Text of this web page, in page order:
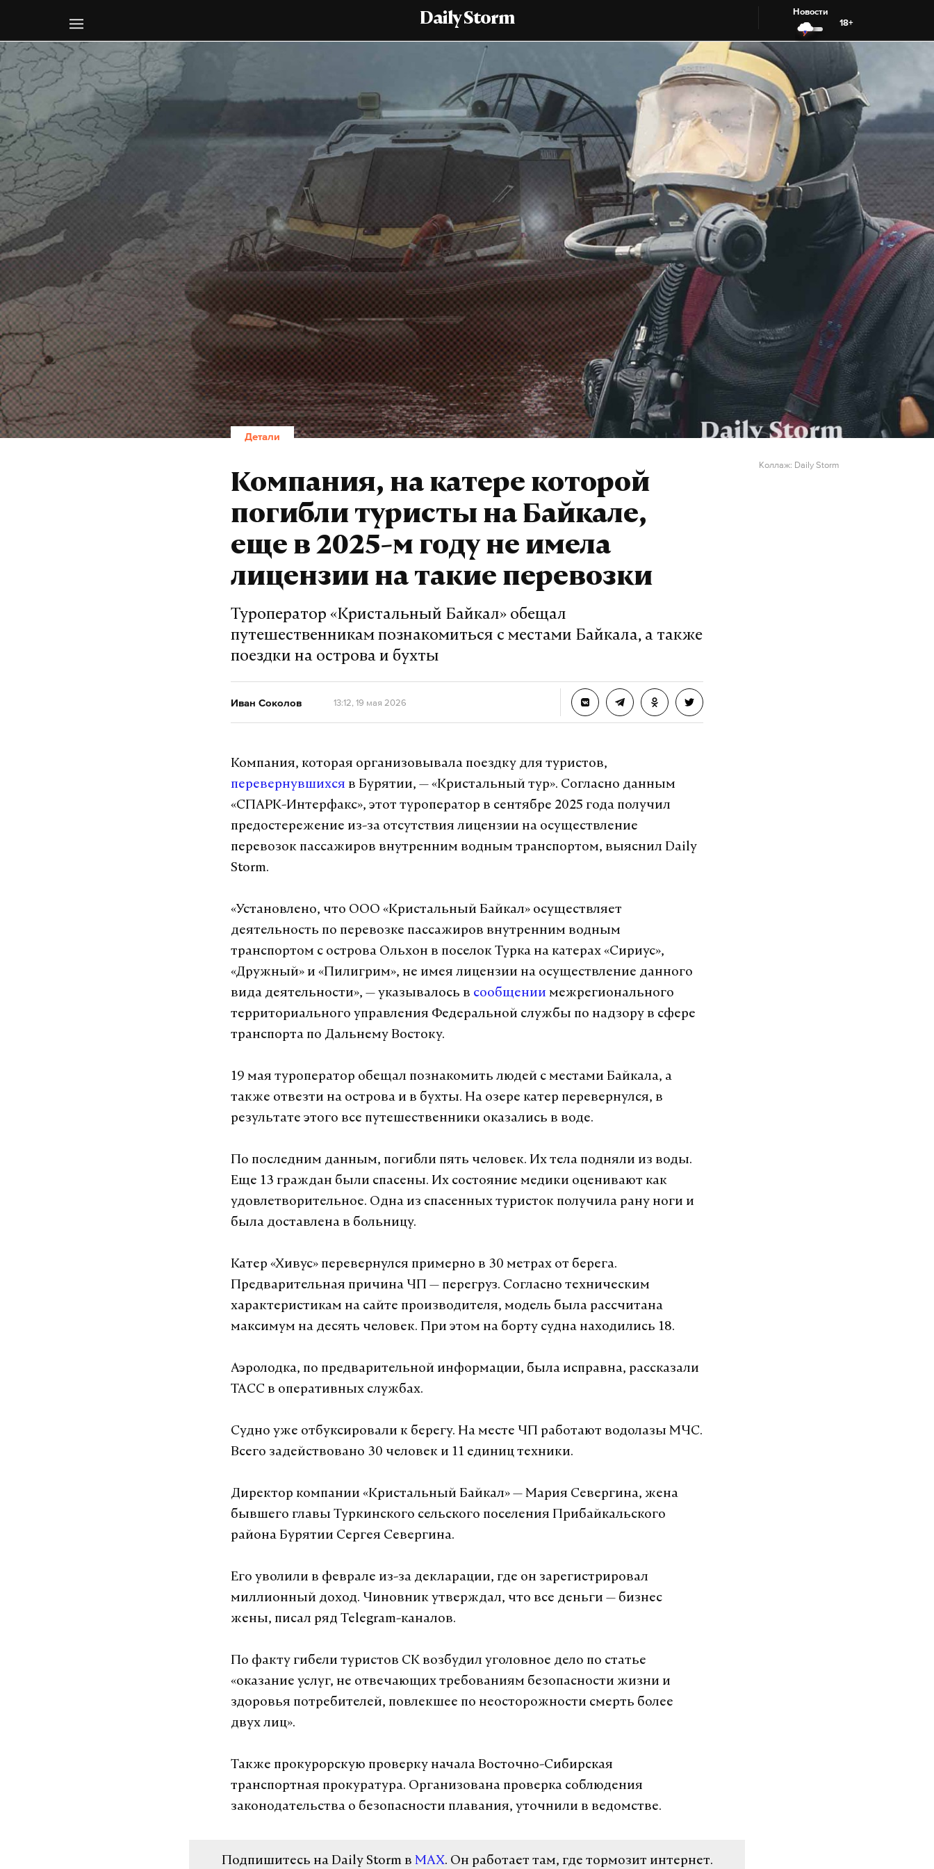
Daily Storm
Новости
18+
Детали
Компания, на катере которой
погибли туристы на Байкале,
еще в 2025-м году не имела
лицензии на такие перевозки
Туроператор «Кристальный Байкал» обещал
путешественникам познакомиться с местами Байкала, а также
поездки на острова и бухты
Иван Соколов 13:12, 19 мая 2026
Коллаж: Daily Storm
Компания, которая организовывала поездку для туристов,
перевернувшихся в Бурятии, — «Кристальный тур». Согласно данным
«СПАРК-Интерфакс», этот туроператор в сентябре 2025 года получил
предостережение из-за отсутствия лицензии на осуществление
перевозок пассажиров внутренним водным транспортом, выяснил Daily
Storm.
«Установлено, что ООО «Кристальный Байкал» осуществляет
деятельность по перевозке пассажиров внутренним водным
транспортом с острова Ольхон в поселок Турка на катерах «Сириус»,
«Дружный» и «Пилигрим», не имея лицензии на осуществление данного
вида деятельности», — указывалось в сообщении межрегионального
территориального управления Федеральной службы по надзору в сфере
транспорта по Дальнему Востоку.
19 мая туроператор обещал познакомить людей с местами Байкала, а
также отвезти на острова и в бухты. На озере катер перевернулся, в
результате этого все путешественники оказались в воде.
По последним данным, погибли пять человек. Их тела подняли из воды.
Еще 13 граждан были спасены. Их состояние медики оценивают как
удовлетворительное. Одна из спасенных туристок получила рану ноги и
была доставлена в больницу.
Катер «Хивус» перевернулся примерно в 30 метрах от берега.
Предварительная причина ЧП — перегруз. Согласно техническим
характеристикам на сайте производителя, модель была рассчитана
максимум на десять человек. При этом на борту судна находились 18.
Аэролодка, по предварительной информации, была исправна, рассказали
ТАСС в оперативных службах.
Судно уже отбуксировали к берегу. На месте ЧП работают водолазы МЧС.
Всего задействовано 30 человек и 11 единиц техники.
Директор компании «Кристальный Байкал» — Мария Севергина, жена
бывшего главы Туркинского сельского поселения Прибайкальского
района Бурятии Сергея Севергина.
Его уволили в феврале из-за декларации, где он зарегистрировал
миллионный доход. Чиновник утверждал, что все деньги — бизнес
жены, писал ряд Telegram-каналов.
По факту гибели туристов СК возбудил уголовное дело по статье
«оказание услуг, не отвечающих требованиям безопасности жизни и
здоровья потребителей, повлекшее по неосторожности смерть более
двух лиц».
Также прокурорскую проверку начала Восточно-Сибирская
транспортная прокуратура. Организована проверка соблюдения
законодательства о безопасности плавания, уточнили в ведомстве.
Подпишитесь на Daily Storm в MAX. Он работает там, где тормозит интернет.